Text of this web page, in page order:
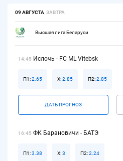
09 АВГУСТА ЗАВТРА
Высшая лига Беларуси
14:45 Ислочь - FC ML Vitebsk
ДАТЬ ПРОГНОЗ
П1:2.65 Х:2.85 П2:2.85
16:45 ФК Барановичи - БАТЭ
П1:3.38 Х:3 П2:2.24